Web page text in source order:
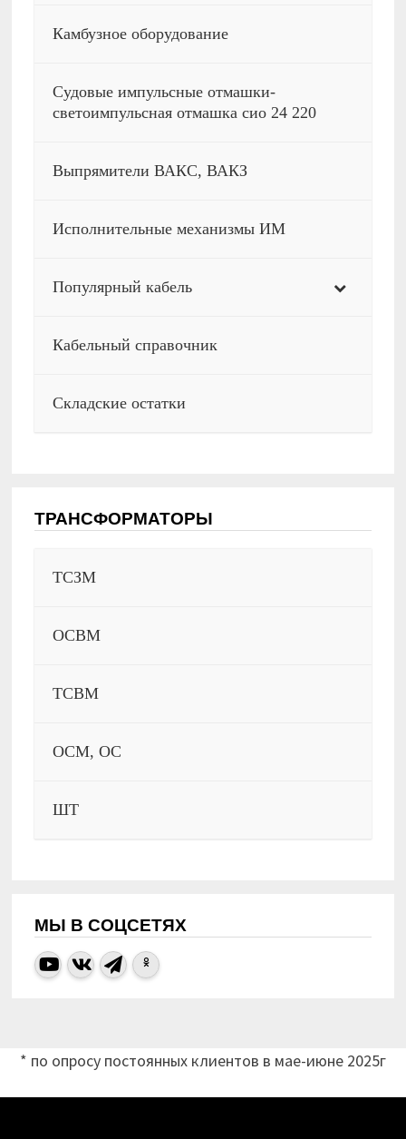
Камбузное оборудование
Судовые импульсные отмашки-
светоимпульсная отмашка сио 24 220
Выпрямители ВАКС, ВАКЗ
Исполнительные механизмы ИМ
Популярный кабель
Кабельный справочник
Складские остатки
ТРАНСФОРМАТОРЫ
ТСЗМ
ОСВМ
ТСВМ
ОСМ, ОС
ШТ
МЫ В СОЦСЕТЯХ
* по опросу постоянных клиентов в мае-июне 2025г